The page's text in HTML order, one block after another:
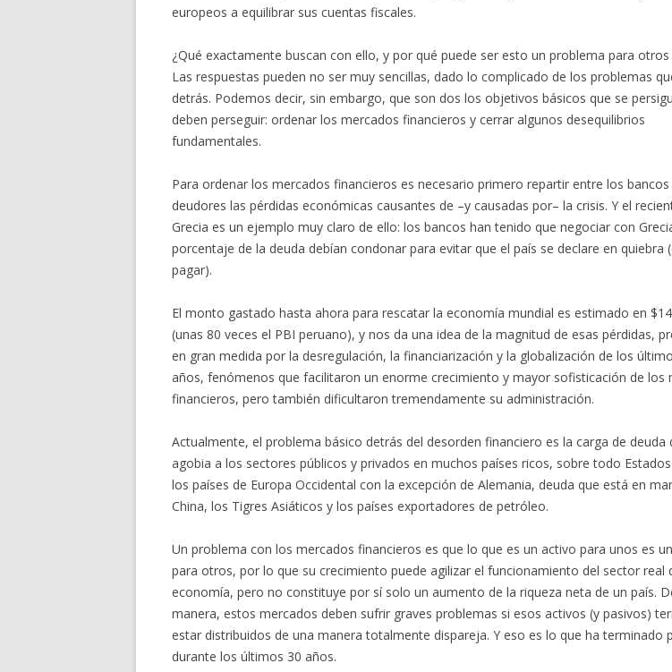
europeos a equilibrar sus cuentas fiscales.
¿Qué exactamente buscan con ello, y por qué puede ser esto un problema para otros
Las respuestas pueden no ser muy sencillas, dado lo complicado de los problemas
detrás. Podemos decir, sin embargo, que son dos los objetivos básicos que se
deben perseguir: ordenar los mercados financieros y cerrar algunos desequilibrios
fundamentales.
Para ordenar los mercados financieros es necesario primero repartir entre los bancos
deudores las pérdidas económicas causantes de –y causadas por– la crisis. Y el
Grecia es un ejemplo muy claro de ello: los bancos han tenido que negociar con
porcentaje de la deuda debían condonar para evitar que el país se declare en quiebra
pagar).
El monto gastado hasta ahora para rescatar la economía mundial es estimado en
(unas 80 veces el PBI peruano), y nos da una idea de la magnitud de esas pérdidas,
en gran medida por la desregulación, la financiarización y la globalización de los
años, fenómenos que facilitaron un enorme crecimiento y mayor sofisticación de los
financieros, pero también dificultaron tremendamente su administración.
Actualmente, el problema básico detrás del desorden financiero es la carga de deuda
agobia a los sectores públicos y privados en muchos países ricos, sobre todo
los países de Europa Occidental con la excepción de Alemania, deuda que está en
China, los Tigres Asiáticos y los países exportadores de petróleo.
Un problema con los mercados financieros es que lo que es un activo para unos es
para otros, por lo que su crecimiento puede agilizar el funcionamiento del sector real
economía, pero no constituye por sí solo un aumento de la riqueza neta de un país.
manera, estos mercados deben sufrir graves problemas si esos activos (y pasivos)
estar distribuidos de una manera totalmente dispareja. Y eso es lo que ha terminado
durante los últimos 30 años.